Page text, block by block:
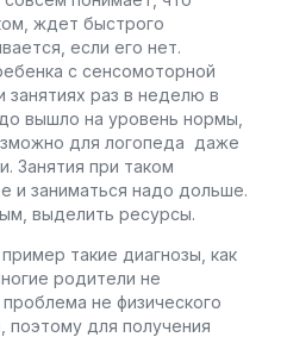
ждет быстрого
если его нет.
с сенсомоторной
занятиях раз в неделю в
вышло на уровень нормы,
для логопеда даже
Занятия при таком
и заниматься надо дольше.
выделить ресурсы.
такие диагнозы, как
родители не
не физического
поэтому для получения